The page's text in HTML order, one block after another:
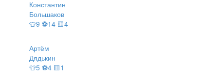
Константин
Большаков
👕9 ⚽14 🟨4
Артём
Дядькин
👕5 ⚽4 🟨1